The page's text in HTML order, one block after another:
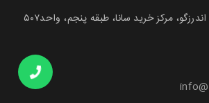
مرکز خرید سانا، طبقه پنجم، واحد۵۰۷‍